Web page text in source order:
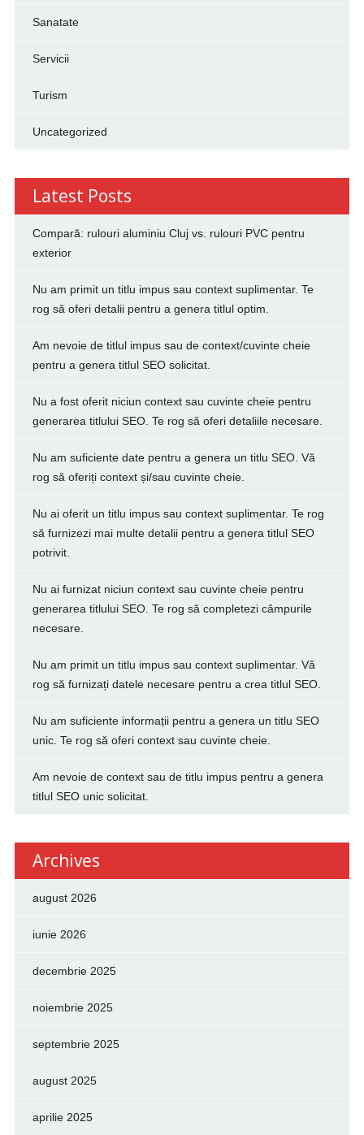
Sanatate
Servicii
Turism
Uncategorized
Latest Posts
Compară: rulouri aluminiu Cluj vs. rulouri PVC pentru
exterior
Nu am primit un titlu impus sau context suplimentar. Te
rog să oferi detalii pentru a genera titlul optim.
Am nevoie de titlul impus sau de context/cuvinte cheie
pentru a genera titlul SEO solicitat.
Nu a fost oferit niciun context sau cuvinte cheie pentru
generarea titlului SEO. Te rog să oferi detaliile necesare.
Nu am suficiente date pentru a genera un titlu SEO. Vă
rog să oferiți context și/sau cuvinte cheie.
Nu ai oferit un titlu impus sau context suplimentar. Te rog
să furnizezi mai multe detalii pentru a genera titlul SEO
potrivit.
Nu ai furnizat niciun context sau cuvinte cheie pentru
generarea titlului SEO. Te rog să completezi câmpurile
necesare.
Nu am primit un titlu impus sau context suplimentar. Vă
rog să furnizați datele necesare pentru a crea titlul SEO.
Nu am suficiente informații pentru a genera un titlu SEO
unic. Te rog să oferi context sau cuvinte cheie.
Am nevoie de context sau de titlu impus pentru a genera
titlul SEO unic solicitat.
Archives
august 2026
iunie 2026
decembrie 2025
noiembrie 2025
septembrie 2025
august 2025
aprilie 2025